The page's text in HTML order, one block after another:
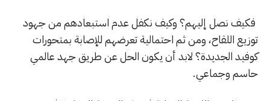
فكيف نصل إليهم؟ وكيف نكفل عدم استبعادهم من جهود
توزيع اللقاح، ومن ثم احتمالية تعرضهم للإصابة بمتحورات
كوفيد الجديدة؟ لابد أن يكون الحل عن طريق جهد عالمي
حاسم وجماعي.